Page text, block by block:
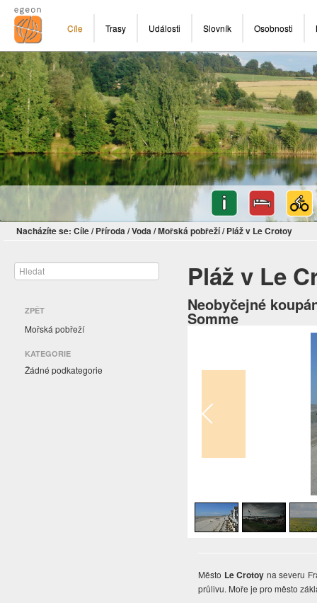
Cíle Trasy Události Slovník Osobnosti
Nacházíte se: Cíle/ Příroda/Voda/Mořská pobřeží/ Pláž v Le Crotoy
ZPĚT
Mořská pobřeží
KATEGORIE
Žádné podkategorie
Pláž v Le
Neobyčejné
Somme
Město Le Crotoy na severu
průlivu. Moře je pro město